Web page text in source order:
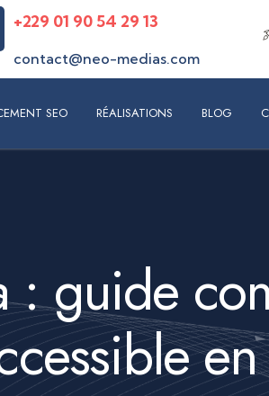
+229 01 90 54 29 13
contact@neo-medias.com
SEO RÉALISATIONS BLOG
: guide